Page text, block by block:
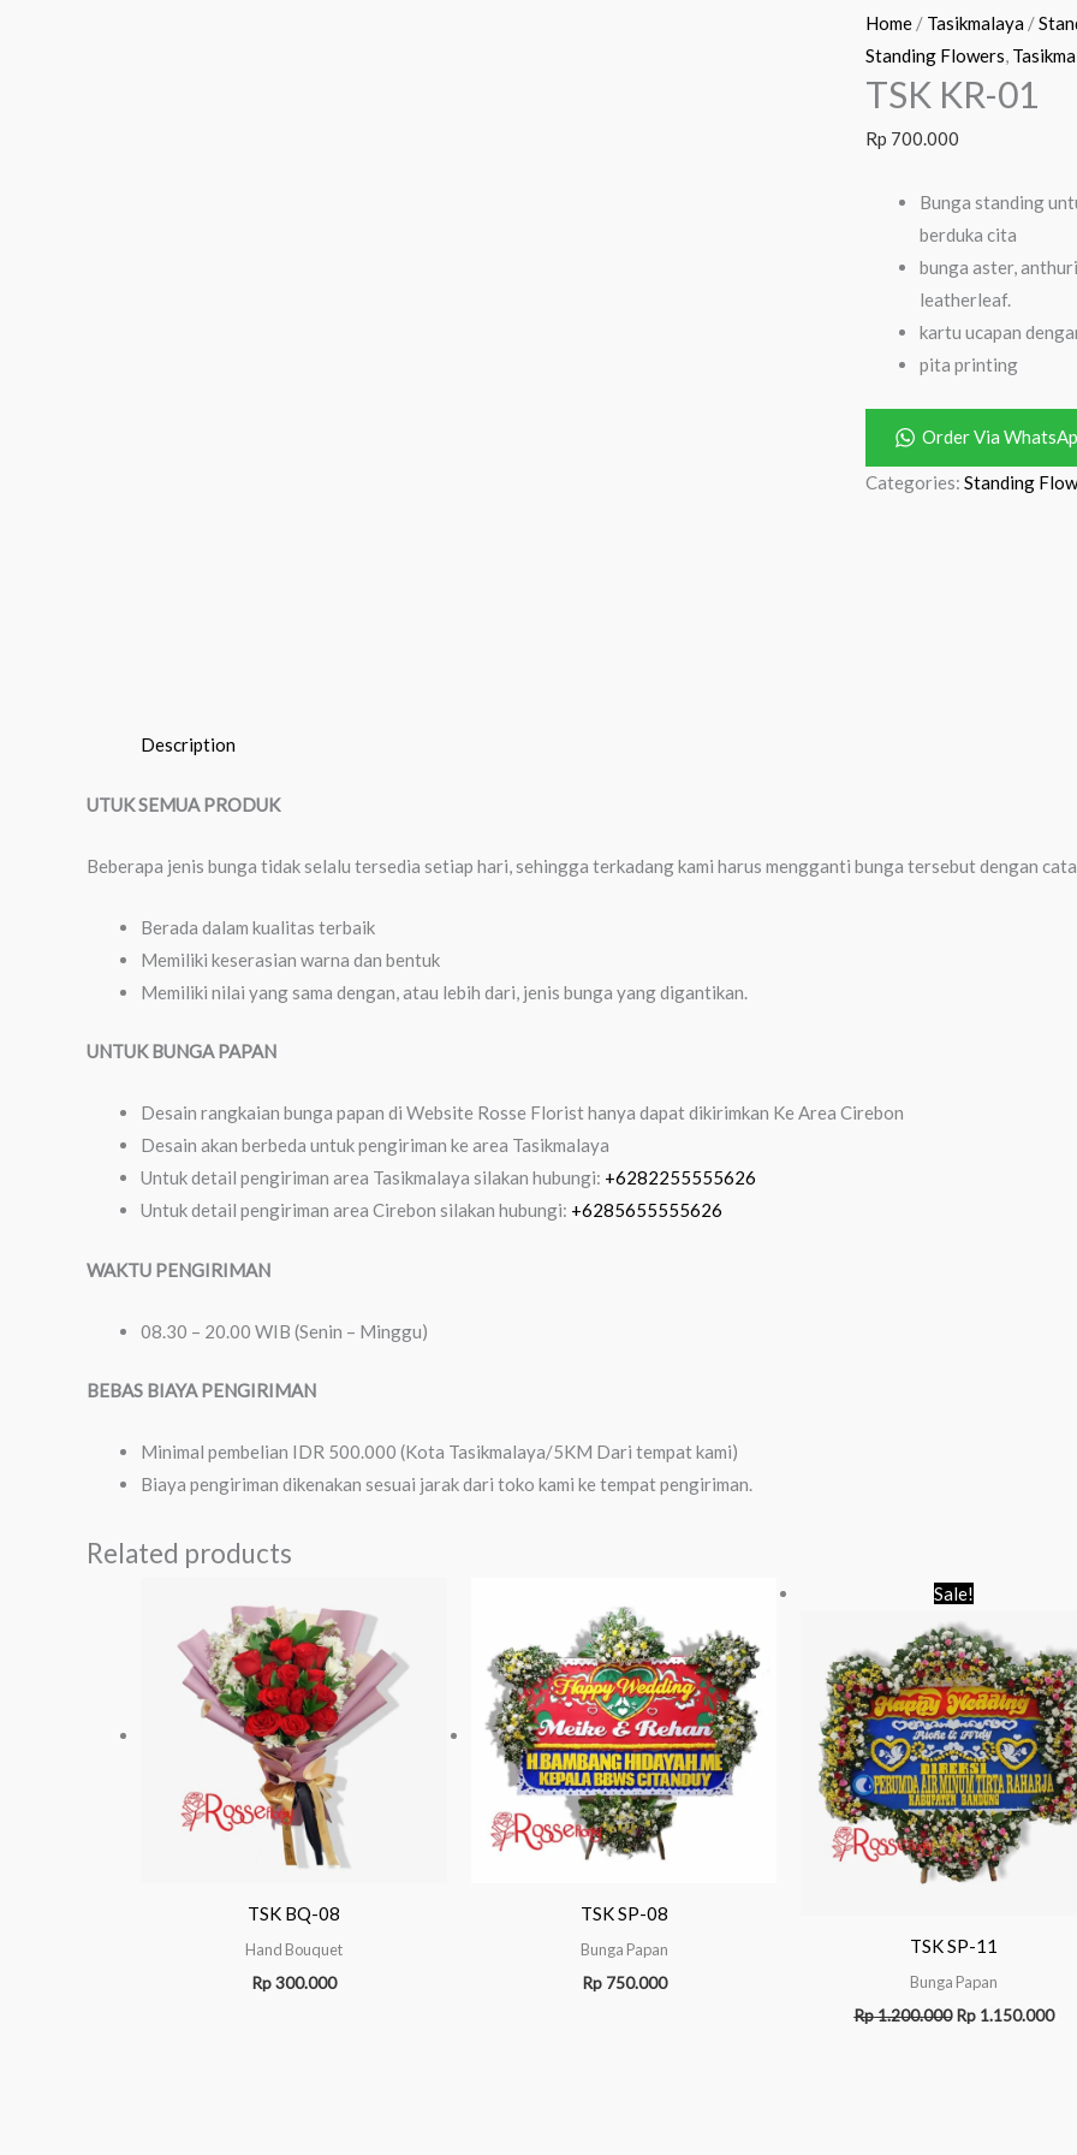
Home / Tasikmalaya /
Standing Flowers,
TSK KR-01
Rp 700.000
Bunga standing
berduka cita
bunga aster,
leatherleaf.
kartu ucapan
pita printing
Order Via
Categories: Standing
Description
UTUK SEMUA PRODUK
Beberapa jenis bunga tidak selalu tersedia setiap hari, sehingga terkadang kami harus mengganti bunga tersebut dengan
Berada dalam kualitas terbaik
Memiliki keserasian warna dan bentuk
Memiliki nilai yang sama dengan, atau lebih dari, jenis bunga yang digantikan.
UNTUK BUNGA PAPAN
Desain rangkaian bunga papan di Website Rosse Florist hanya dapat dikirimkan Ke Area Cirebon
Desain akan berbeda untuk pengiriman ke area Tasikmalaya
Untuk detail pengiriman area Tasikmalaya silakan hubungi: +6282255555626
Untuk detail pengiriman area Cirebon silakan hubungi: +6285655555626
WAKTU PENGIRIMAN
08.30 – 20.00 WIB (Senin – Minggu)
BEBAS BIAYA PENGIRIMAN
Minimal pembelian IDR 500.000 (Kota Tasikmalaya/5KM Dari tempat kami)
Biaya pengiriman dikenakan sesuai jarak dari toko kami ke tempat pengiriman.
Related products
TSK BQ-08
Hand Bouquet
Rp300.000
TSK SP-08
Bunga Papan
Rp750.000
Sale!
TSK SP-11
Bunga Papan
Rp1.200.000
Original
price
was:
Rp 1.200.000.
Rp 1.150.000
Rp